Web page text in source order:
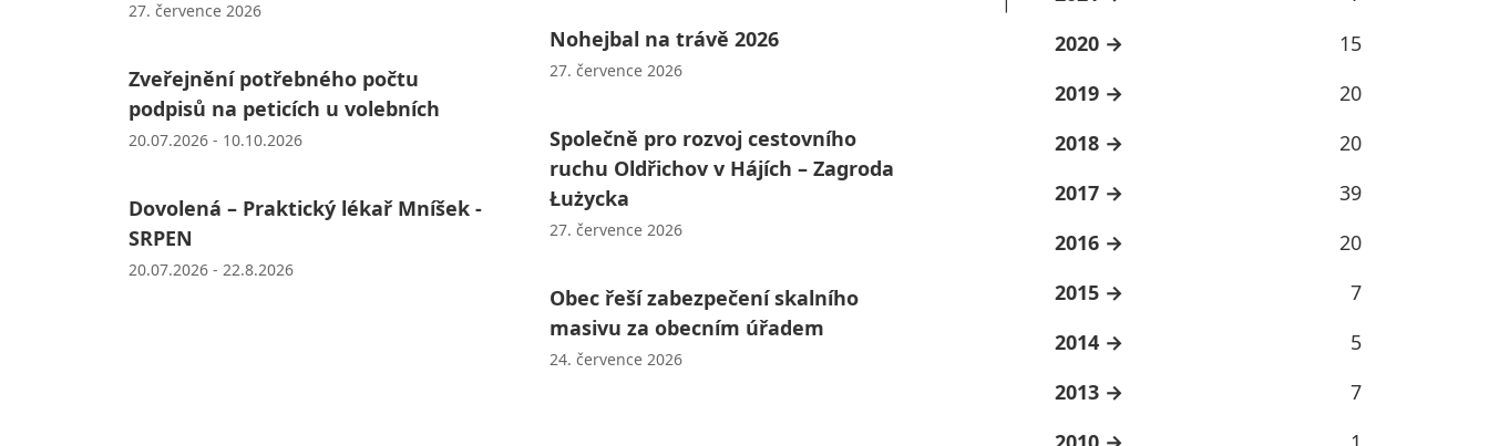
27. července 2026
Zveřejnění potřebného počtu
podpisů na peticích u volebních
20.07.2026 - 10.10.2026
Dovolená – Praktický lékař Mníšek -
SRPEN
20.07.2026 - 22.8.2026
Nohejbal na trávě 2026
27. července 2026
Společně pro rozvoj cestovního
ruchu Oldřichov v Hájích – Zagroda
Łużycka
27. července 2026
Obec řeší zabezpečení skalního
masivu za obecním úřadem
24. července 2026
2020
15
2019
20
2018
20
2017
39
2016
20
2015
7
2014
5
2013
7